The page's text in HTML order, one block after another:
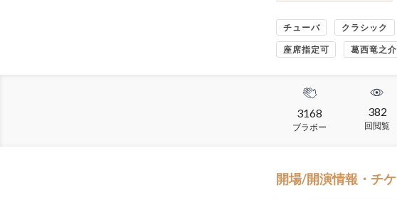
チューバ クラシック
座席指定可 葛西竜之介
3168
ブラボー
382
回閲覧
開場/開演情報・チ